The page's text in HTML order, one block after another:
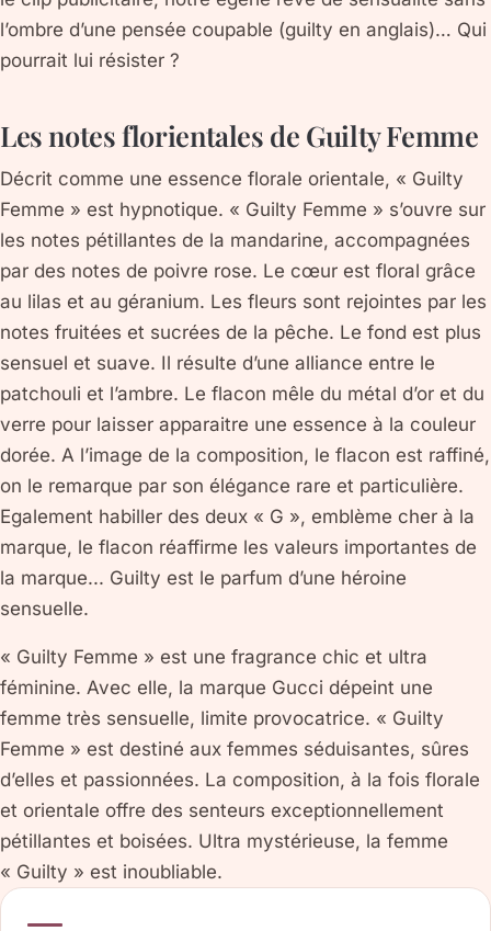
l’ombre d’une pensée coupable (guilty en anglais)… Qui
pourrait lui résister ?
Les notes florientales de Guilty Femme
Décrit comme une essence florale orientale, « Guilty
Femme » est hypnotique. « Guilty Femme » s’ouvre sur
les notes pétillantes de la mandarine, accompagnées
par des notes de poivre rose. Le cœur est floral grâce
au lilas et au géranium. Les fleurs sont rejointes par les
notes fruitées et sucrées de la pêche. Le fond est plus
sensuel et suave. Il résulte d’une alliance entre le
patchouli et l’ambre. Le flacon mêle du métal d’or et du
verre pour laisser apparaitre une essence à la couleur
dorée. A l’image de la composition, le flacon est raffiné,
on le remarque par son élégance rare et particulière.
Egalement habiller des deux « G », emblème cher à la
marque, le flacon réaffirme les valeurs importantes de
la marque... Guilty est le parfum d’une héroine
sensuelle.
« Guilty Femme » est une fragrance chic et ultra
féminine. Avec elle, la marque Gucci dépeint une
femme très sensuelle, limite provocatrice. « Guilty
Femme » est destiné aux femmes séduisantes, sûres
d’elles et passionnées. La composition, à la fois florale
et orientale offre des senteurs exceptionnellement
pétillantes et boisées. Ultra mystérieuse, la femme
« Guilty » est inoubliable.